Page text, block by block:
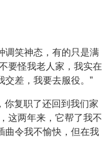
调笑神态，有的只是满
要怪我老人家，我实在
交差，我要去服役。”
你复职了还回到我们家
这两年来，它帮了我不
曲令我不愉快，但在我